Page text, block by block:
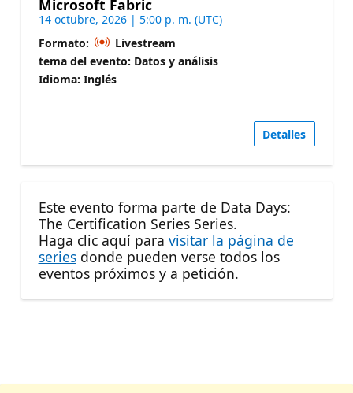
Microsoft Fabric
14 octubre, 2026 | 5:00 p. m. (UTC)
Formato:
Livestream
tema del evento: Datos y análisis
Idioma: Inglés
Detalles
Este evento forma parte de Data Days:
The Certification Series Series.
Haga clic aquí para visitar la página de
seriesdonde pueden verse todos los
eventos próximos y a petición.